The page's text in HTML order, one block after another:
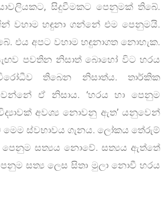
සිදුවීමකට පෙනුමක් තිබේ.
වහාම හඳුනා ගන්නේ එම පෙනුමයි.
එය අපට වහාම හඳුනාගත නොහැක.
පවතින නිසාත් බොහෝ විට හරය
තිබෙන නිසාත්ය. තාර්කික
ඒ නිසාය. ‘හරය හා පෙනුම
අවශ්‍ය නොවනු ඇත’ යනුවෙන්
මෙම ස්වභාවය ගැනය. ලෝකය තේරුම්
පෙනුම සත්‍යය නොවේ. සත්‍යය ඇත්තේ
සත්‍ය ලෙස සිතා මුලා නොවී හරය